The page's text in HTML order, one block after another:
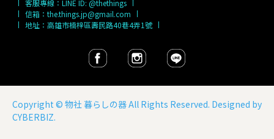
客服專線： LINE ID: @thethings
信箱： the.things.jp@gmail.com
地址：高雄市楠梓區壽民路40巷4弄1號
Copyright © 物社 暮らしの器All Rights Reserved. Designed by
CYBERBIZ.